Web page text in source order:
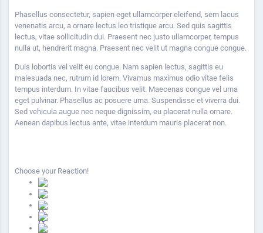
Phasellus consectetur, sapien eget ullamcorper eleifend, sem lacus
venenatis arcu, a ornare lectus leo tristique arcu. Sed quis sagittis
lectus, vitae sollicitudin dui. Praesent nec justo ullamcorper, tempus
nulla ut, hendrerit magna. Praesent nec velit ut magna congue congue.
Duis lobortis vel velit eu congue. Nam sapien lectus, sagittis eu
malesuada nec, rutrum id lorem. Vivamus maximus odio vitae felis
tempus interdum. In vitae faucibus velit. Maecenas congue vel urna
eget pulvinar. Phasellus ac posuere urna. Suspendisse et viverra dui.
Sed vehicula augue nec neque dignissim, eu placerat nulla ornare.
Aenean dapibus lectus ante, vitae interdum mauris placerat non.
Choose your Reaction!